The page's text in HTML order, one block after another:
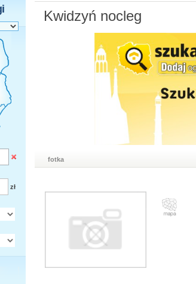
zł
Kwidzyń nocleg
fotka